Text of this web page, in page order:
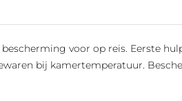
voor op reis. Eerste
bij kamertemperatuur.